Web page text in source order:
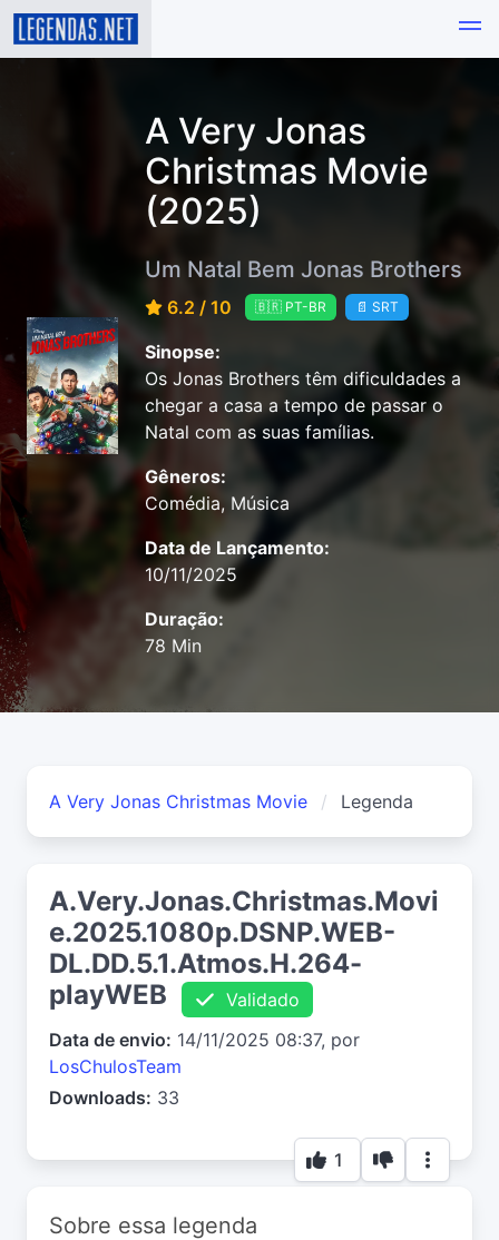
A Very Jonas
Christmas Movie
(2025)
Um Natal Bem Jonas Brothers
6.2 / 10 🇧🇷 PT-BR 📄 SRT
Sinopse:
Os Jonas Brothers têm dificuldades a
chegar a casa a tempo de passar o
Natal com as suas famílias.
Gêneros:
Comédia, Música
Data de Lançamento:
10/11/2025
Duração:
78 Min
A Very Jonas Christmas Movie Legenda
A.Very.Jonas.Christmas.Movi
e.2025.1080p.DSNP.WEB-
DL.DD.5.1.Atmos.H.264-
playWEB
Validado
Data de envio: 14/11/2025 08:37, por
LosChulosTeam
Downloads: 33
1
Sobre essa legenda